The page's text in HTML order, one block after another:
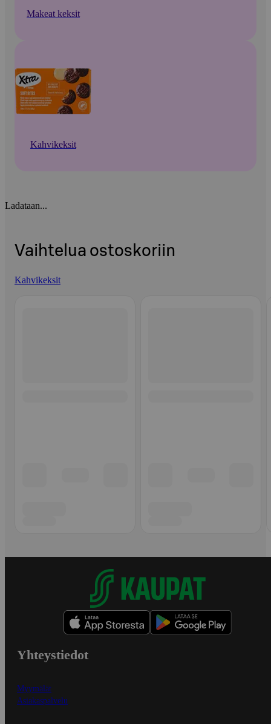
Makeat keksit
Kahvikeksit
Ladataan...
Vaihtelua ostoskoriin
Kahvikeksit
Yhteystiedot
Myymälät
Asiakaspalvelu